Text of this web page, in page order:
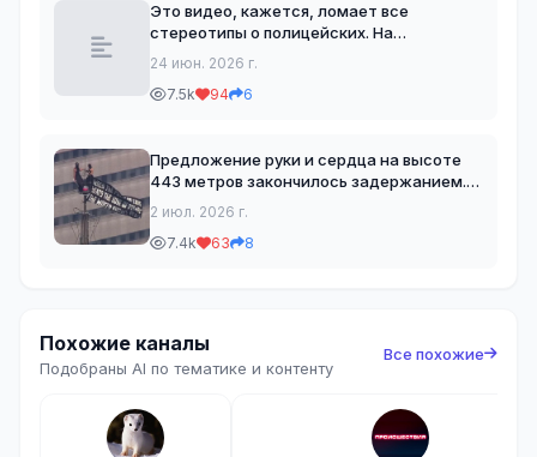
Это видео, кажется, ломает все
стереотипы о полицейских. На
Центральной набережной в Павлодаре
за уличное пианино и сыграл мелодию из
24 июн. 2026 г.
7.5k
94 6
Предложение руки и сердца на высоте
443 метров закончилось задержанием.
Руферы забрались на шпиль небоскреба
молодой человек сделал своей девушке
2 июл. 2026 г.
7.4k
63 8
Похожие каналы
Подобраны AI по тематике и контенту
Все похожие